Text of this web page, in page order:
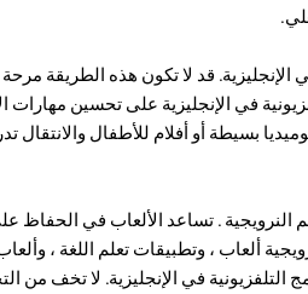
الإنجليزية. قد لا تكون هذه الطريقة مرحة
في الإنجليزية على تحسين
​​بسيطة أو أفلام للأطفال والانتقال
النرويجية . تساعد الألعاب في الحفاظ
ألعاب ، وتطبيقات تعلم اللغة ،
التلفزيونية في الإنجليزية. لا تخف من